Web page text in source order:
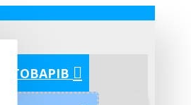
ТОВАРІВ